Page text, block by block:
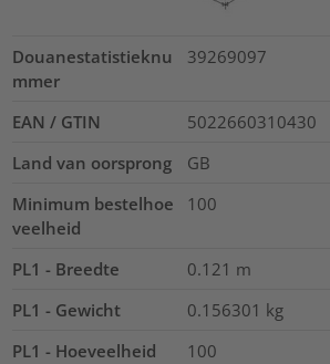
Douanestatistieknu
mmer
39269097
EAN / GTIN
5022660310430
Land van oorsprong
GB
Minimum bestelhoe
veelheid
100
PL1 - Breedte 0.121 m
PL1 - Gewicht
0.156301 kg
PL1 - Hoeveelheid
100